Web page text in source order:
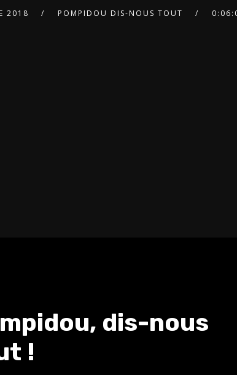
2018 POMPIDOU DIS-NOUS TOUT
dis-nous
!